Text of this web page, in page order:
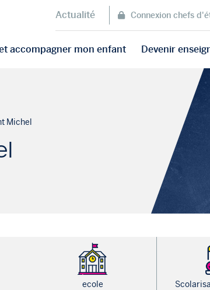
Actualité Connexion chefs
accompagner mon enfant Devenir
Michel
ecole